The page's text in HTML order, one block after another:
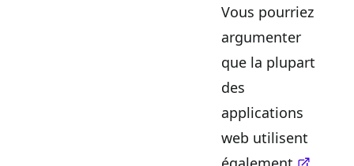
Vous pourriez
argumenter
que la plupart
des
applications
web utilisent